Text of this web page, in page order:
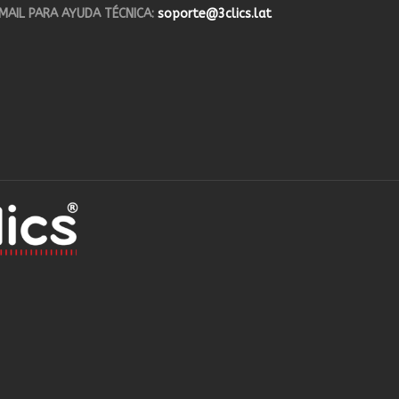
PARA AYUDA TÉCNICA: soporte@3clics.lat